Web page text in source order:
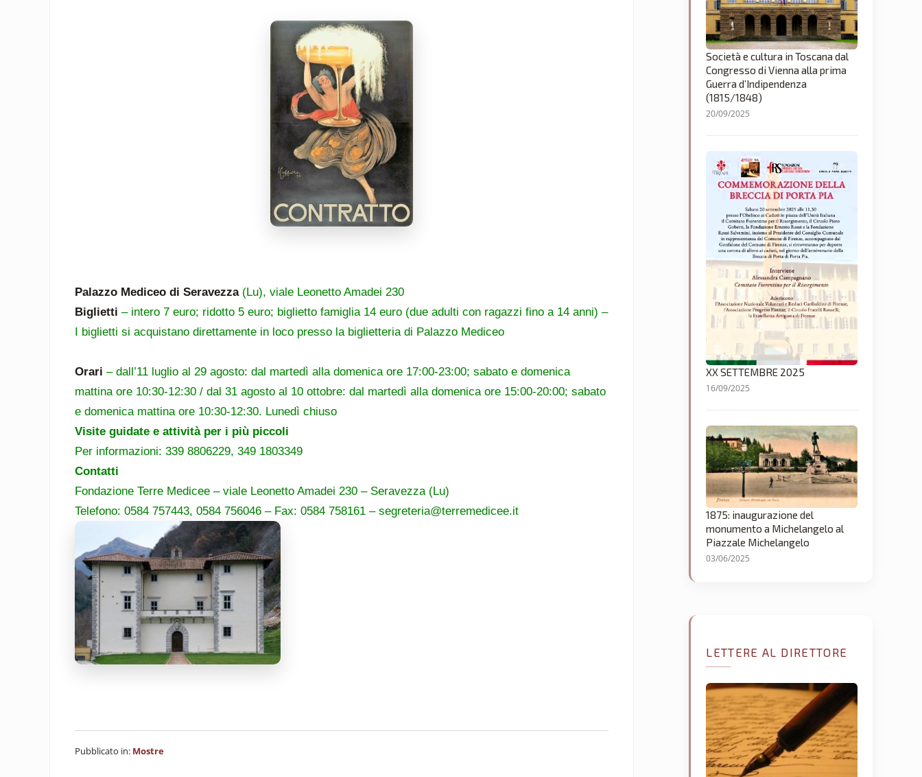
Palazzo Mediceo di Seravezza(Lu), viale Leonetto Amadei 230
Biglietti – intero 7 euro; ridotto 5 euro; biglietto famiglia 14 euro (due adulti con ragazzi fino a 14 anni) –
I biglietti si acquistano direttamente in loco presso la biglietteria di Palazzo Mediceo
Orari – dall’11 luglio al 29 agosto: dal martedì alla domenica ore 17:00-23:00; sabato e domenica
mattina ore 10:30-12:30 / dal 31 agosto al 10 ottobre: dal martedì alla domenica ore 15:00-20:00; sabato
e domenica mattina ore 10:30-12:30. Lunedì chiuso
Visite guidate e attività per i più piccoli
Per informazioni: 339 8806229, 349 1803349
Contatti
Fondazione Terre Medicee – viale Leonetto Amadei 230 – Seravezza (Lu)
Telefono: 0584 757443, 0584 756046 – Fax: 0584 758161 – segreteria@terremedicee.it
Pubblicato in: Mostre
Società e cultura in Toscana dal
Congresso di Vienna alla prima
Guerra d’Indipendenza
(1815/1848)
20/09/2025
XX SETTEMBRE 2025
16/09/2025
1875: inaugurazione del
monumento a Michelangelo al
Piazzale Michelangelo
03/06/2025
LETTERE AL DIRETTORE